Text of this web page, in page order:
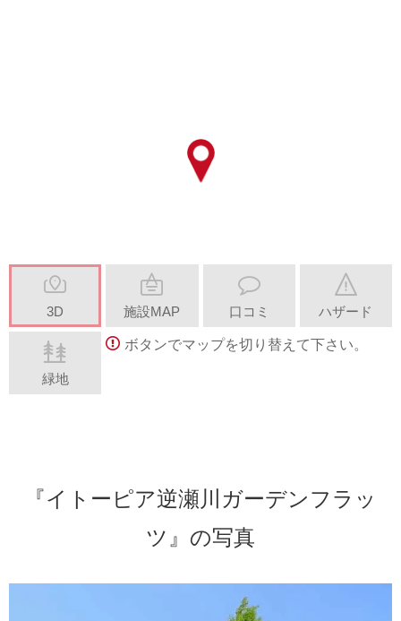
3D 施設MAP 口コミ ハザード
緑地
ボタンでマップを切り替えて下さい。
『イトーピア逆瀬川ガーデンフラッ
ツ』の写真